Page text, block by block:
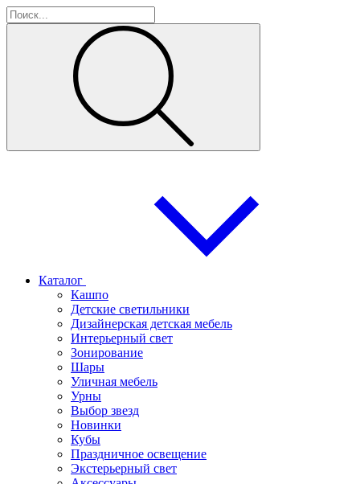
Каталог
Кашпо
Детские светильники
Дизайнерская детская мебель
Интерьерный свет
Зонирование
Шары
Уличная мебель
Урны
Выбор звезд
Новинки
Кубы
Праздничное освещение
Экстерьерный свет